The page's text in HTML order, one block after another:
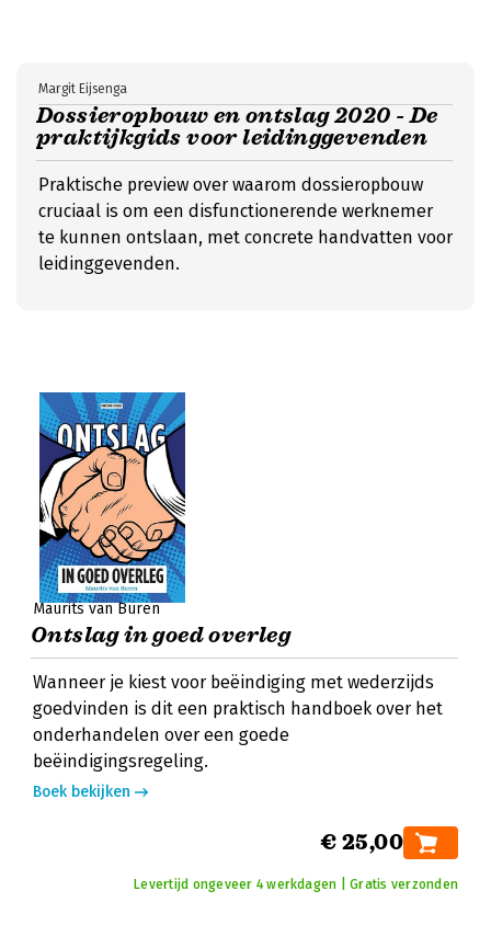
Dossieropbouw en ontslag 2020 - De
praktijkgids voor leidinggevenden
Margit Eijsenga
Praktische preview over waarom dossieropbouw
cruciaal is om een disfunctionerende werknemer
te kunnen ontslaan, met concrete handvatten voor
leidinggevenden.
Maurits van Buren
Ontslag in goed overleg
Wanneer je kiest voor beëindiging met wederzijds
goedvinden is dit een praktisch handboek over het
onderhandelen over een goede
beëindigingsregeling.
Boek bekijken
€ 25,00
Levertijd ongeveer 4 werkdagen | Gratis verzonden